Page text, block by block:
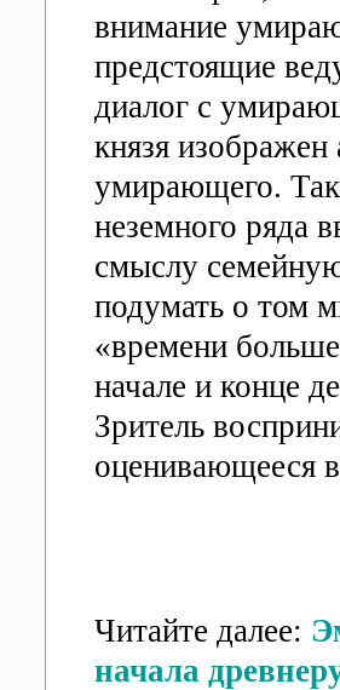
внимание
предстоящие
диалог с
князя
умирающего. Так
неземного ряда
смыслу
подумать о том
«времени
начале и конце
Зритель
оценивающееся
Читайте далее:
начала